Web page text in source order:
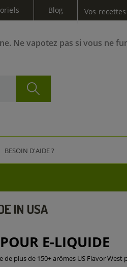
Blog Vos recettes
Ne vapotez pas si vous ne
BESOIN D'AIDE ?
IN USA
E-LIQUIDE
plus de 150+ arômes US Flavor